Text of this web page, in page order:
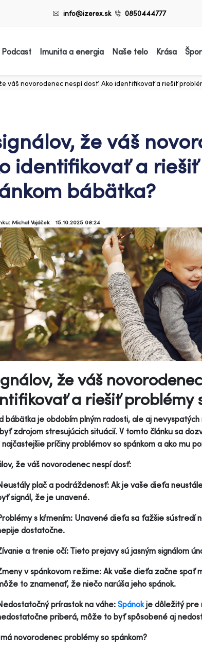
info@izerex.sk 0850444777
Imunita a energia Naše telo Krása
váš novorodenec nespí dosť: Ako identifikovať a riešiť
že váš
identifikovať a
bábätka?
Michal Vojáček 15.10.2025 08:24
že váš
a riešiť problémy
bábätka je obdobím plným radosti, ale aj
zdrojom stresujúcich situácií. V tomto článku sa
najčastejšie príčiny problémov so spánkom a ako mu
že váš novorodenec nespí dosť:
plač a podráždenosť: Ak je vaše dieťa
signál, že je unavené.
s kŕmením: Unavené dieťa sa ťažšie sústredí
dostatočne.
a trenie očí: Tieto prejavy sú jasným signálom
v spánkovom režime: Ak vaše dieťa začne spať
to znamenať, že niečo narúša jeho spánok.
prírastok na váhe:Spánokje dôležitý pre
priberá, môže to byť spôsobené aj
novorodenec problémy so spánkom?